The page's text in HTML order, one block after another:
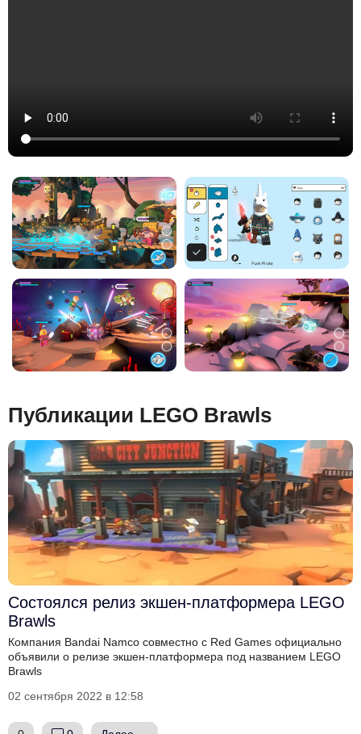
Публикации LEGO Brawls
Состоялся релиз экшен-платформера LEGO
Brawls
Компания Bandai Namco совместно с Red Games официально
объявили о релизе экшен-платформера под названием LEGO
Brawls
02 сентября 2022 в 12:58